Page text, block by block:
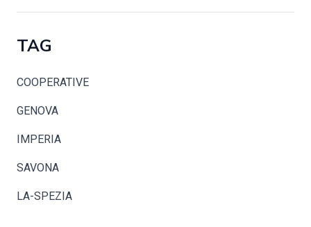
TAG
COOPERATIVE
GENOVA
IMPERIA
SAVONA
LA-SPEZIA